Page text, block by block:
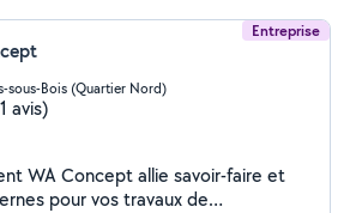
Entreprise
sous-Bois (Quartier Nord)
avis)
WA Concept allie savoir-faire et
pour vos travaux de